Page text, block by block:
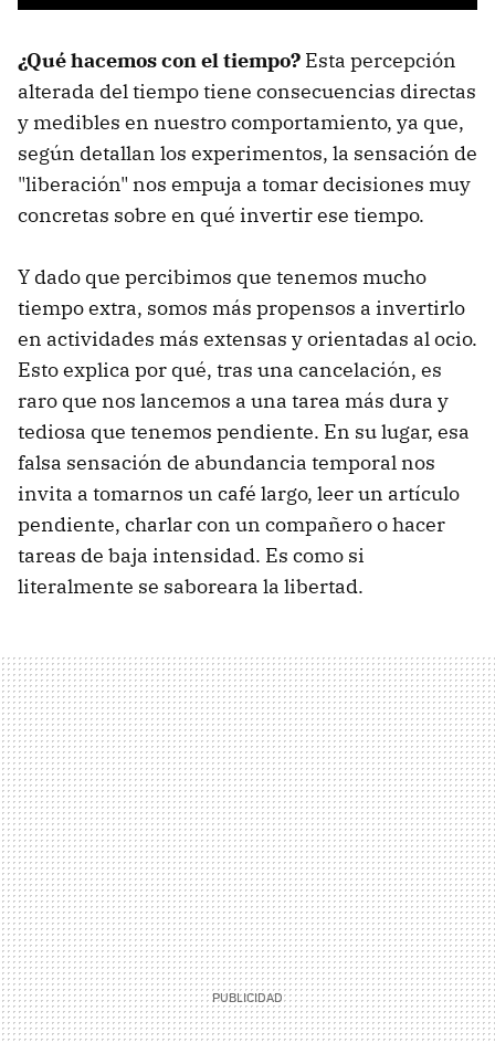
¿Qué hacemos con el tiempo? Esta percepción
alterada del tiempo tiene consecuencias directas
y medibles en nuestro comportamiento, ya que,
según detallan los experimentos, la sensación de
"liberación" nos empuja a tomar decisiones muy
concretas sobre en qué invertir ese tiempo.
Y dado que percibimos que tenemos mucho
tiempo extra, somos más propensos a invertirlo
en actividades más extensas y orientadas al ocio.
Esto explica por qué, tras una cancelación, es
raro que nos lancemos a una tarea más dura y
tediosa que tenemos pendiente. En su lugar, esa
falsa sensación de abundancia temporal nos
invita a tomarnos un café largo, leer un artículo
pendiente, charlar con un compañero o hacer
tareas de baja intensidad. Es como si
literalmente se saboreara la libertad.